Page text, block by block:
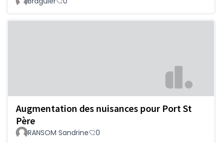
Augmentation des nuisances pour Port St
Père
RANSOM Sandrine 0